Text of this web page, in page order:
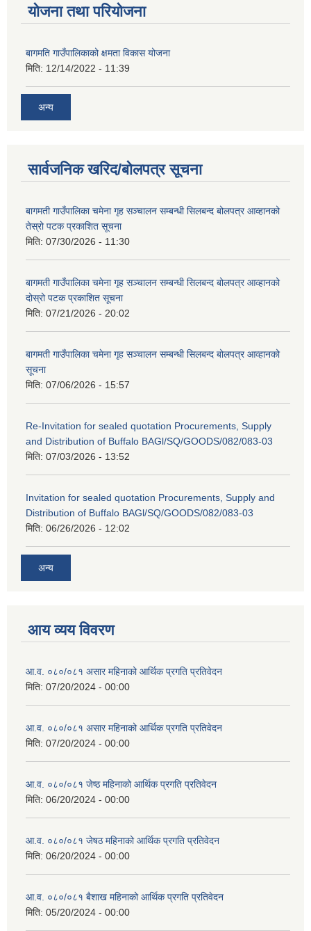
योजना तथा परियोजना
बागमति गाउँपालिकाको क्षमता विकास योजना
मिति: 12/14/2022 - 11:39
अन्य
सार्वजनिक खरिद/बोलपत्र सूचना
बागमती गाउँपालिका चमेना गृह सञ्चालन सम्बन्धी सिलबन्द बोलपत्र आव्हानको
तेस्रो पटक प्रकाशित सूचना
मिति: 07/30/2026 - 11:30
बागमती गाउँपालिका चमेना गृह सञ्चालन सम्बन्धी सिलबन्द बोलपत्र आव्हानको
दोस्रो पटक प्रकाशित सूचना
मिति: 07/21/2026 - 20:02
बागमती गाउँपालिका चमेना गृह सञ्चालन सम्बन्धी सिलबन्द बोलपत्र आव्हानको
सूचना
मिति: 07/06/2026 - 15:57
Re-Invitation for sealed quotation Procurements, Supply
and Distribution of Buffalo BAGl/SQ/GOODS/082/083-03
मिति: 07/03/2026 - 13:52
Invitation for sealed quotation Procurements, Supply and
Distribution of Buffalo BAGl/SQ/GOODS/082/083-03
मिति: 06/26/2026 - 12:02
अन्य
आय व्यय विवरण
आ.व. ०८०/०८१ असार महिनाको आर्थिक प्रगति प्रतिवेदन
मिति: 07/20/2024 - 00:00
आ.व. ०८०/०८१ असार महिनाको आर्थिक प्रगति प्रतिवेदन
मिति: 07/20/2024 - 00:00
आ.व. ०८०/०८१ जेष्ठ महिनाको आर्थिक प्रगति प्रतिवेदन
मिति: 06/20/2024 - 00:00
आ.व. ०८०/०८१ जेषठ महिनाको आर्थिक प्रगति प्रतिवेदन
मिति: 06/20/2024 - 00:00
आ.व. ०८०/०८१ बैशाख महिनाको आर्थिक प्रगति प्रतिवेदन
मिति: 05/20/2024 - 00:00